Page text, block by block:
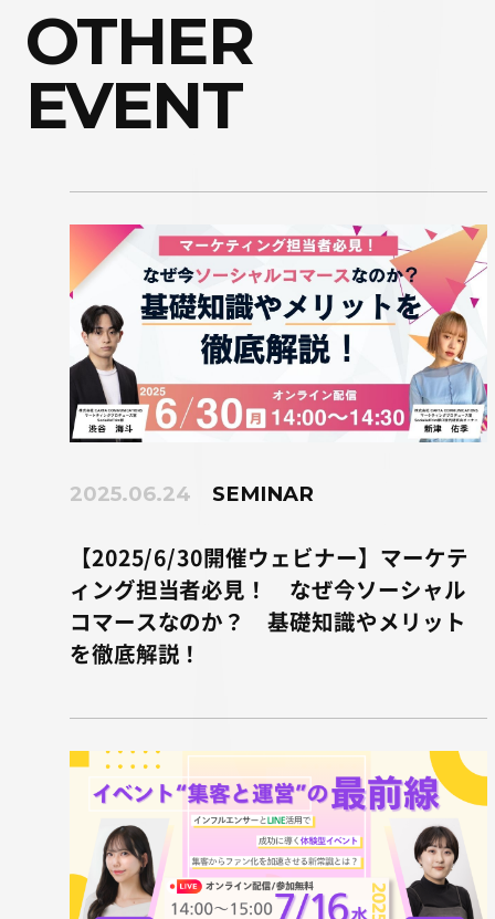
OTHER
EVENT
2025.06.24 SEMINAR
【2025/6/30開催ウェビナー】マーケテ
ィング担当者必見！ なぜ今ソーシャル
コマースなのか？ 基礎知識やメリット
を徹底解説！